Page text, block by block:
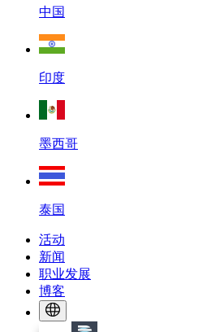
中国
印度
墨西哥
泰国
活动
新闻
职业发展
博客